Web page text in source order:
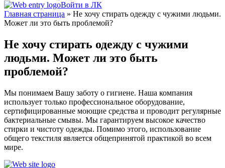
Войти в ЛК
Главная страница » Не хочу стирать одежду с чужими людьми.
Может ли это быть проблемой?
Не хочу стирать одежду с чужими
людьми. Может ли это быть
проблемой?
Мы понимаем Вашу заботу о гигиене. Наша компания
использует только профессиональное оборудование,
сертифицированные моющие средства и проводит регулярные
бактериальные смывы. Мы гарантируем высокое качество
стирки и чистоту одежды. Помимо этого, использование
общего текстиля является общепринятой практикой во всем
мире.